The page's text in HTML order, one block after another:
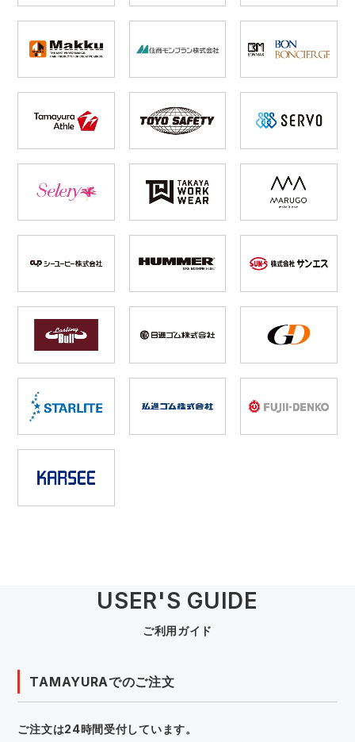
レインウェア・カッパ
作業用小物・アクセサリー
鞄・バッグ
つなぎ
電熱ウェア・ヒートウェア
刺繍・プリント加工対象商品
レインウェアランキング
アイズフロンティア ランキング
コーコス ランキング
ジーベック ランキング
ネーム刺繍・プリント加工対象商品
作業着
ファン付きウェア
シンメン 日進ゴム
ハイパーV 丸五
グラディエーター
ニオイクリア タカヤ商事
自重堂
サーヴォ
アタックベース サンエス
中塚被服 イーブンリバー
弘進ゴム
夜間・高視認性安全服
医療白衣・介護服
USER'S GUIDE
ご利用ガイド
TAMAYURAでのご注文
ご注文は24時間受付しています。